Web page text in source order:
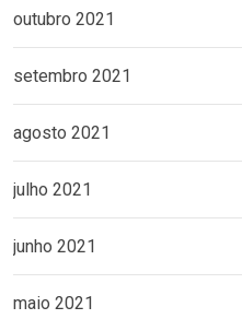
outubro 2021
setembro 2021
agosto 2021
julho 2021
junho 2021
maio 2021